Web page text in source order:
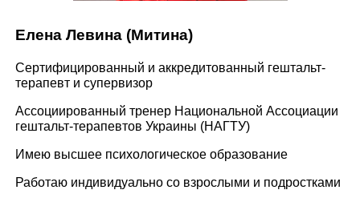
Елена Левина (Митина)
Сертифицированный и аккредитованный гештальт-
терапевт и супервизор
Ассоциированный тренер Национальной Ассоциации
гештальт-терапевтов Украины (НАГТУ)
Имею высшее психологическое образование
Работаю индивидуально со взрослыми и подростками